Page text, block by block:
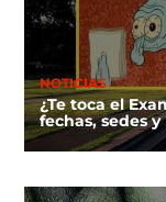
NOTICIAS
¿Te toca el
fechas, sedes y